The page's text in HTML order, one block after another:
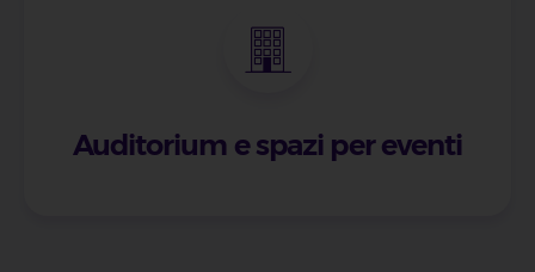
Auditorium e spazi per eventi